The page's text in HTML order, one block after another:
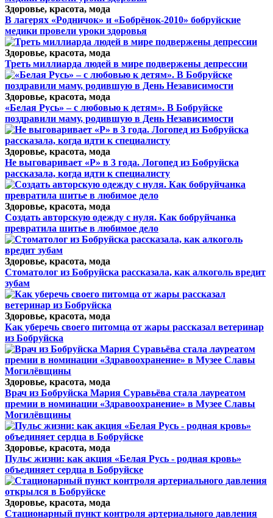
Здоровье, красота, мода
В лагерях «Родничок» и «Бобрёнок-2010» бобруйские
медики провели уроки здоровья
Здоровье, красота, мода
Треть миллиарда людей в мире подвержены депрессии
Здоровье, красота, мода
«Белая Русь» – с любовью к детям». В Бобруйске
поздравили маму, родившую в День Независимости
Здоровье, красота, мода
Не выговаривает «Р» в 3 года. Логопед из Бобруйска
рассказала, когда идти к специалисту
Здоровье, красота, мода
Создать авторскую одежду с нуля. Как бобруйчанка
превратила шитье в любимое дело
Здоровье, красота, мода
Стоматолог из Бобруйска рассказала, как алкоголь вредит
зубам
Здоровье, красота, мода
Как уберечь своего питомца от жары рассказал ветеринар
из Бобруйска
Здоровье, красота, мода
Врач из Бобруйска Мария Суравьёва стала лауреатом
премии в номинации «Здравоохранение» в Музее Славы
Могилёвщины
Здоровье, красота, мода
Пульс жизни: как акция «Белая Русь - родная кровь»
объединяет сердца в Бобруйске
Здоровье, красота, мода
Стационарный пункт контроля артериального давления